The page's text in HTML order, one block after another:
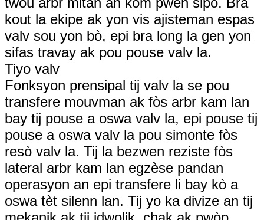
kout la ekipe ak yon vis ajisteman espas
valv sou yon bò, epi bra long la gen yon
sifas travay ak pou pouse valv la.
Tiyo valv
Fonksyon prensipal tij valv la se pou
transfere mouvman ak fòs arbr kam lan
bay tij pouse a oswa valv la, epi pouse tij
pouse a oswa valv la pou simonte fòs
resò valv la. Tij la bezwen reziste fòs
lateral arbr kam lan egzèse pandan
operasyon an epi transfere li bay kò a
oswa tèt silenn lan. Tij yo ka divize an tij